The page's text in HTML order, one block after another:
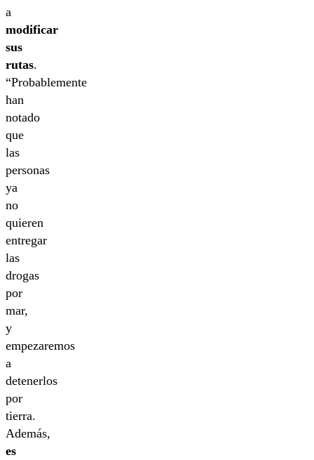
a
modificar
sus
rutas.
“Probablemente
han
notado
que
las
personas
ya
no
quieren
entregar
las
drogas
por
mar,
y
empezaremos
a
detenerlos
por
tierra.
Además,
es